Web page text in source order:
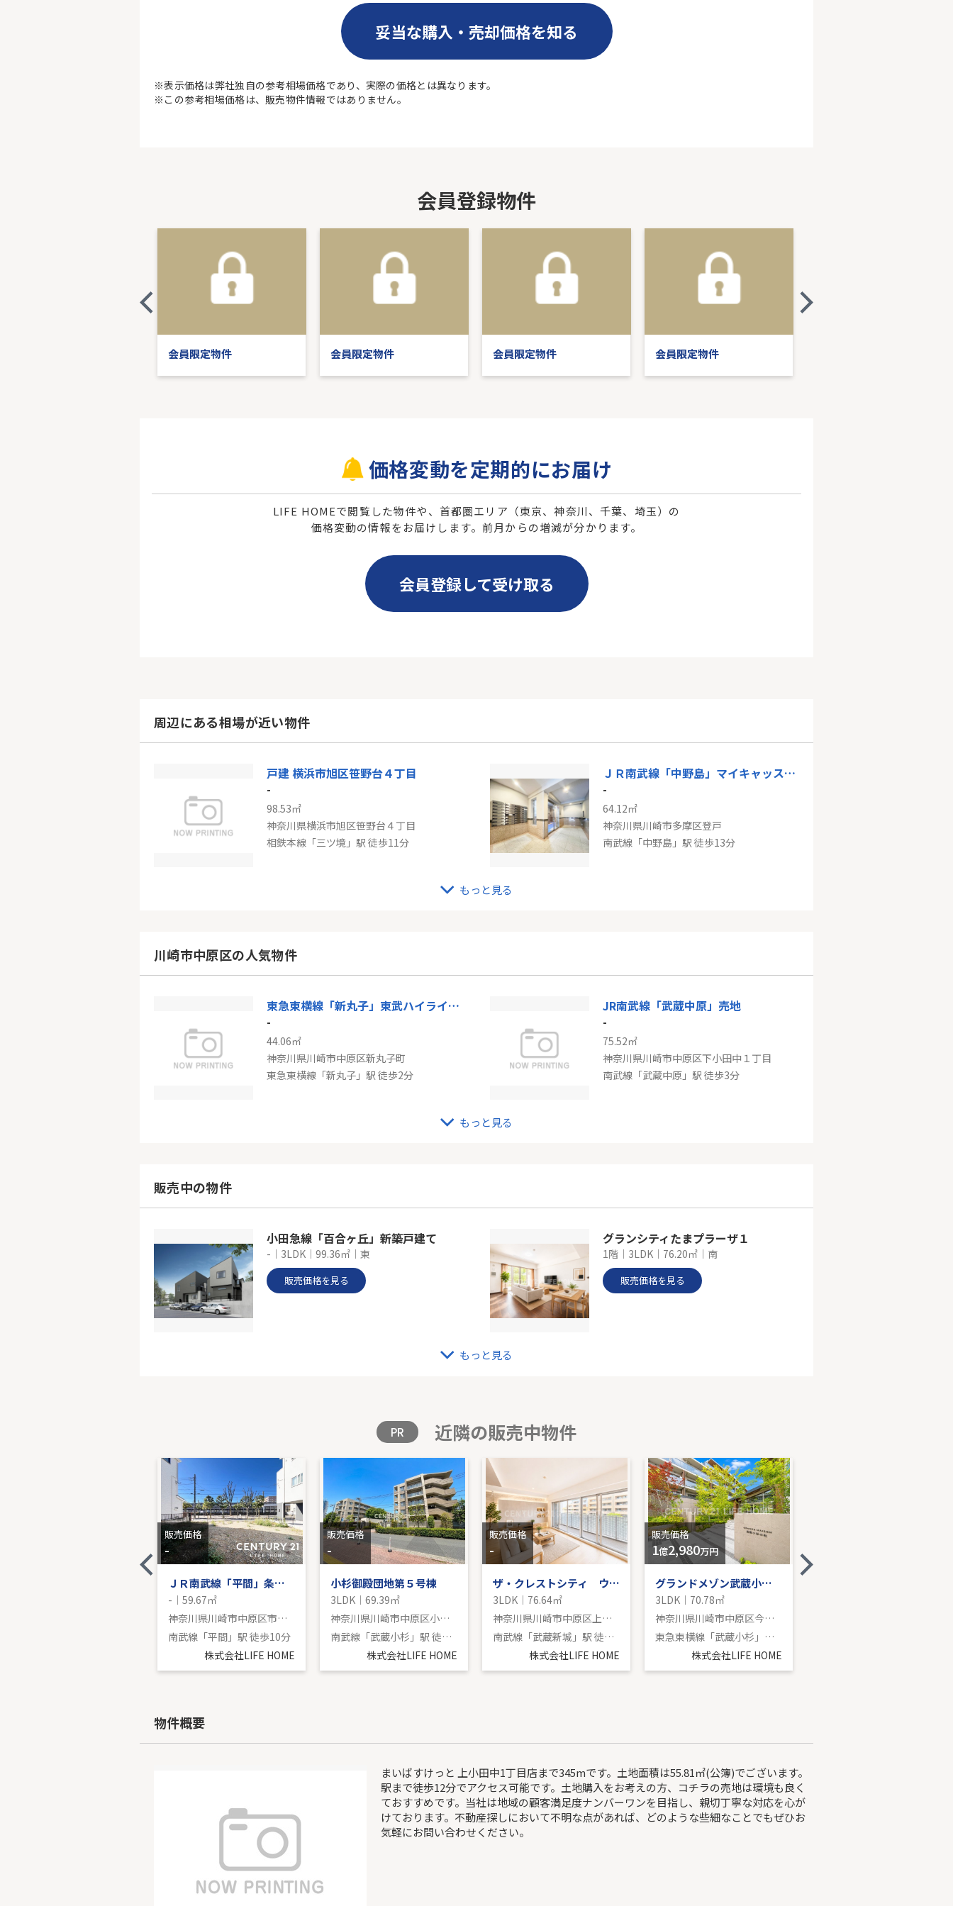
妥当な購入・売却価格を知る
※表示価格は弊社独自の参考相場価格であり、実際の価格とは異なります。
※この参考相場価格は、販売物件情報ではありません。
会員登録物件
会員限定物件 会員限定物件 会員限定物件 会員限定物件
価格変動を定期的にお届け
LIFE HOMEで閲覧した物件や、首都圏エリア（東京、神奈川、千葉、埼玉）の
価格変動の情報をお届けします。前月からの増減が分かります。
会員登録して受け取る
周辺にある相場が近い物件
戸建 横浜市旭区笹野台４丁目
-
98.53㎡
神奈川県横浜市旭区笹野台４丁目
相鉄本線「三ツ境」駅 徒歩11分
ＪＲ南武線「中野島」マイキャッスル中野島弐番館
-
64.12㎡
神奈川県川崎市多摩区登戸
南武線「中野島」駅 徒歩13分
東急田園都市線「桜新町」ラ・コルダ弦巻ガーデンコート
東京都世田谷区弦巻５丁目
東急田園都市線「桜新町」駅 徒歩10分
もっと見る
川崎市中原区の人気物件
東急東横線「新丸子」東武ハイライン新丸子
-
44.06㎡
神奈川県川崎市中原区新丸子町
東急東横線「新丸子」駅 徒歩2分
JR南武線「武蔵中原」売地
-
75.52㎡
神奈川県川崎市中原区下小田中１丁目
南武線「武蔵中原」駅 徒歩3分
もっと見る
販売中の物件
小田急線「百合ヶ丘」新築戸建て
-｜3LDK｜99.36㎡｜東
販売価格を見る
グランシティたまプラーザ１
1階｜3LDK｜76.20㎡｜南
販売価格を見る
ソルグランデメイツ多摩境オレンジコート もっと見る
PR 近隣の販売中物件
販売価格
-
ＪＲ南武線「平間」条件なし売地
-｜59.67㎡
神奈川県川崎市中原区市ノ坪
南武線「平間」駅 徒歩10分
株式会社LIFE HOME
販売価格
-
小杉御殿団地第５号棟
3LDK｜69.39㎡
神奈川県川崎市中原区小杉御殿町２丁目
南武線「武蔵小杉」駅 徒歩8分
株式会社LIFE HOME
販売価格
-
ザ・クレストシティ ウインドコート
3LDK｜76.64㎡
神奈川県川崎市中原区上小田中３丁目
南武線「武蔵新城」駅 徒歩5分
株式会社LIFE HOME
販売価格
1億2,980万円
グランドメゾン武蔵小杉の杜
3LDK｜70.78㎡
神奈川県川崎市中原区今井西町
東急東横線「武蔵小杉」駅 徒歩12分
株式会社LIFE HOME
物件概要
まいばすけっと 上小田中1丁目店まで345mです。土地面積は55.81㎡(公簿)でございます。
駅まで徒歩12分でアクセス可能です。土地購入をお考えの方、コチラの売地は環境も良く
ておすすめです。当社は地域の顧客満足度ナンバーワンを目指し、親切丁寧な対応を心が
けております。不動産探しにおいて不明な点があれば、どのような些細なことでもぜひお
気軽にお問い合わせください。